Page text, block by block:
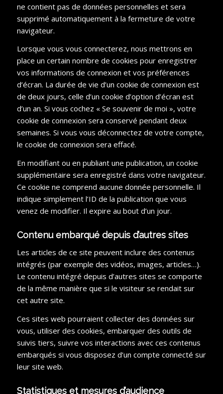
ne contient pas de données personnelles et sera
supprimé automatiquement à la fermeture de votre
navigateur.
Lorsque vous vous connecterez, nous mettrons en
place un certain nombre de cookies pour enregistrer
vos informations de connexion et vos préférences
d’écran. La durée de vie d’un cookie de connexion est
de deux jours, celle d’un cookie d’option d’écran est
d’un an. Si vous cochez « Se souvenir de moi », votre
cookie de connexion sera conservé pendant deux
semaines. Si vous vous déconnectez de votre compte,
le cookie de connexion sera effacé.
En modifiant ou en publiant une publication, un cookie
supplémentaire sera enregistré dans votre navigateur.
Ce cookie ne comprend aucune donnée personnelle. Il
indique simplement l’ID de la publication que vous
venez de modifier. Il expire au bout d’un jour.
Contenu embarqué depuis d’autres sites
Les articles de ce site peuvent inclure des contenus
intégrés (par exemple des vidéos, images, articles…).
Le contenu intégré depuis d’autres sites se comporte
de la même manière que si le visiteur se rendait sur
cet autre site.
Ces sites web pourraient collecter des données sur
vous, utiliser des cookies, embarquer des outils de
suivis tiers, suivre vos interactions avec ces contenus
embarqués si vous disposez d’un compte connecté sur
leur site web.
Statistiques et mesures d’audience